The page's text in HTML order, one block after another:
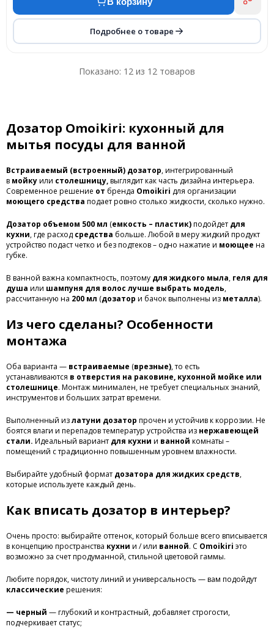
Подробнее о товаре
Показано: 12 из 12 товаров
Дозатор Omoikiri: кухонный для
мытья посуды для ванной
Встраиваемый (встроенный) дозатор, интегрированный
в мойкуили столешницу,выглядит как часть дизайна интерьера.
Современное решение от бренда Omoikiri для организации
моющего средства подает ровно столько жидкости, сколько нужно.
Дозатор объемом 500 мл (емкость – пластик)подойдет для
кухни, где расход средства больше. Любой в меру жидкий продукт
устройство подаст четко и без подтеков – одно нажатие и моющее на
губке.
В ванной важна компактность, поэтому для жидкого мыла, геля для
душа или шампуня для волос лучше выбрать модель,
рассчитанную на 200 мл (дозатор и бачок выполнены из металла).
Из чего сделаны? Особенности
монтажа
Оба варианта — встраиваемые (врезные), то есть
устанавливаются в отверстия на раковине, кухонной мойке или
столешнице. Монтаж минимален, не требует специальных знаний,
инструментов и больших затрат времени.
Выполненный излатуни дозатор прочен и устойчив к коррозии. Не
боятся влаги и перепадов температур устройства из нержавеющей
стали. Идеальный вариант для кухни и ванной комнаты –
помещений с традиционно повышенным уровнем влажности.
Выбирайте удобный формат дозатора для жидких средств,
которые используете каждый день.
Как вписать дозатор в интерьер?
Очень просто: выбирайте оттенок, который больше всего вписывается
в концепцию пространства кухни и / или ванной. С Omoikiri это
возможно за счет продуманной, стильной цветовой гаммы.
Любите порядок, чистоту линий и универсальность — вам подойдут
классические решения:
— черный — глубокий и контрастный, добавляет строгости,
подчеркивает статус;